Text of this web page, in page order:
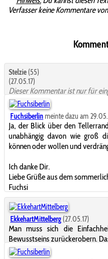
Verfasser keine Kommentare
Stelzie (55)
(27.05.17)
Dieser Kommentar ist nur für
Fuchsiberlinmeinte dazu am
Ja, der Blick über den
unabhängig davon wie groß
können oder wollen und
Ich danke Dir.
Liebe Grüße aus dem
Fuchsi
EkkehartMittelberg (27.05.17)
Man muss sich die
Bewusstseins zurückerobern.